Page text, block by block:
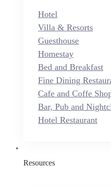
Hotel
Villa & Resorts
Guesthouse
Homestay
Bed and Breakfast
Fine Dining
Cafe and Coffe
Bar, Pub and
Hotel Restaurant
Resources